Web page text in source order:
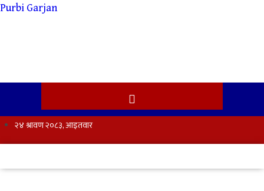
Skip
Purbi Garjan